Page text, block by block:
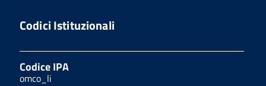
Codici Istituzionali
Codice IPA
omco_li